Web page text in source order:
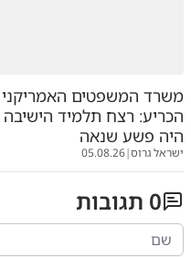
משרד המשפטים האמריקני
הכריע: רצח תלמיד הישיבה
היה פשע שנאה
ישראל גרוס|
05.08.26
0 תגובות